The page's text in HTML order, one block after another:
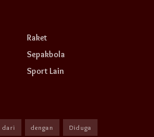
Raket
Sepakbola
Sport Lain
dari dengan Diduga